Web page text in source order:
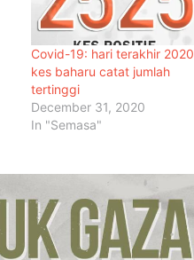
Covid-19: hari terakhir 2020
kes baharu catat jumlah
tertinggi
December 31, 2020
In "Semasa"
Farmasi Dunia 2027
Hungary Perkukuh
Pertanian dan